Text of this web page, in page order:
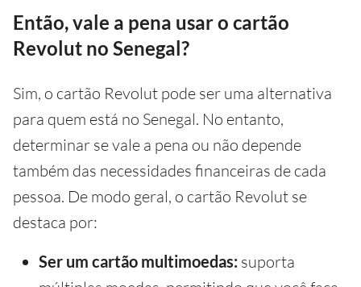
Então, vale a pena usar o cartão
Revolut no Senegal?
Sim, o cartão Revolut pode ser uma alternativa
para quem está no Senegal. No entanto,
determinar se vale a pena ou não depende
também das necessidades financeiras de cada
pessoa. De modo geral, o cartão Revolut se
destaca por:
Ser um cartão multimoedas: suporta